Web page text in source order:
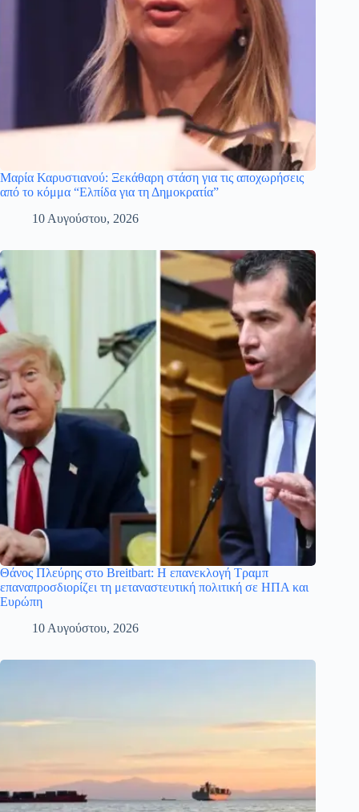
Μαρία Καρυστιανού: Ξεκάθαρη στάση για τις αποχωρήσεις
από το κόμμα “Ελπίδα για τη Δημοκρατία”
10 Αυγούστου, 2026
Θάνος Πλεύρης στο Breitbart: Η επανεκλογή Τραμπ
επαναπροσδιορίζει τη μεταναστευτική πολιτική σε ΗΠΑ και
Ευρώπη
10 Αυγούστου, 2026